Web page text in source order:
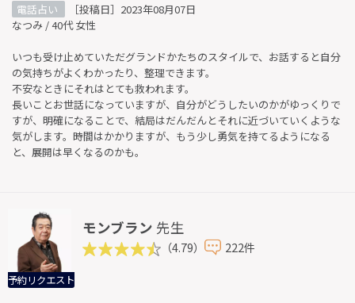
電話占い
［投稿日］2023年08月07日
なつみ / 40代 女性
いつも受け止めていただグランドかたちのスタイルで、お話すると自分
の気持ちがよくわかったり、整理できます。
不安なときにそれはとても救われます。
長いことお世話になっていますが、自分がどうしたいのかがゆっくりで
すが、明確になることで、結局はだんだんとそれに近づいていくような
気がします。時間はかかりますが、もう少し勇気を持てるようになる
と、展開は早くなるのかも。
予約リクエスト
モンブラン 先生
（4.79） 222件